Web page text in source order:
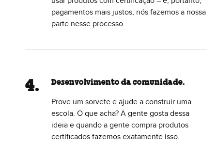
pagamentos mais justos, nós fazemos a nossa
parte nesse processo.
Desenvolvimento da comunidade.
Prove um sorvete e ajude a construir uma
escola. O que acha? A gente gosta dessa
ideia e quando a gente compra produtos
certificados fazemos exatamente isso.